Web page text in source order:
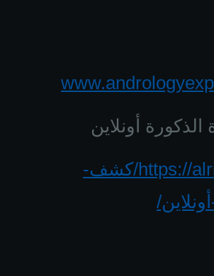
الذكورة أونلاين
https://alrijal.com/كشف-